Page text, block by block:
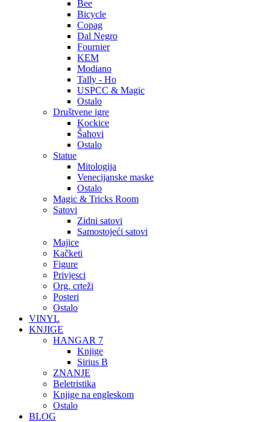
Bee
Bicycle
Copag
Dal Negro
Fournier
KEM
Modiano
Tally - Ho
USPCC & Magic
Ostalo
Društvene igre
Kockice
Šahovi
Ostalo
Statue
Mitologija
Venecijanske maske
Ostalo
Magic & Tricks Room
Satovi
Zidni satovi
Samostojeći satovi
Majice
Kačketi
Figure
Privjesci
Org. crteži
Posteri
Ostalo
VINYL
KNJIGE
HANGAR 7
Knjige
Sirius B
ZNANJE
Beletristika
Knjige na engleskom
Ostalo
BLOG